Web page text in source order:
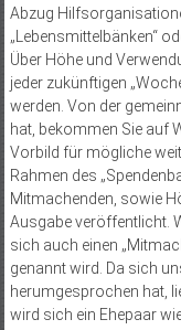
Abzug
„Lebensmittelbänken“
Über Höhe und
jeder zukünftigen
werden. Von der
hat, bekommen Sie auf
Vorbild für mögliche
Rahmen des
Mitmachenden, sowie
Ausgabe veröffentlicht.
sich auch einen
genannt wird. Da sich
herumgesprochen hat,
wird sich ein Ehepaar